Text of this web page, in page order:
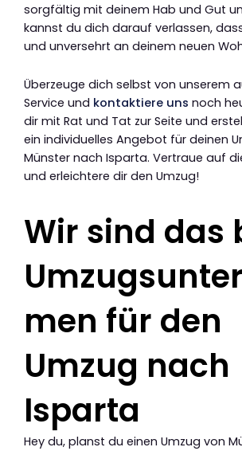
sorgfältig mit deinem Hab und Gut
kannst du dich darauf verlassen,
und unversehrt an deinem neuen
Überzeuge dich selbst von unserem
Service und kontaktiere uns noch
dir mit Rat und Tat zur Seite und
ein individuelles Angebot für deinen
Münster nach Isparta. Vertraue auf
und erleichtere dir den Umzug!
Wir sind das
men für den
Umzug nach
Isparta
Hey du, planst du einen Umzug von